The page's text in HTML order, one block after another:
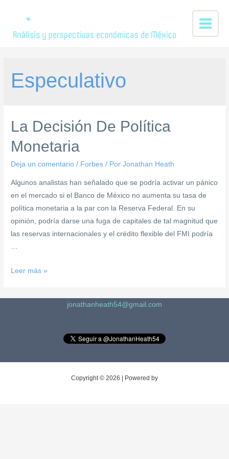
Especulativo
La Decisión De Política
Monetaria
Deja un comentario / Forbes / PorJonathan Heath
Algunos analistas han señalado que se podría activar un pánico
en el mercado si el Banco de México no aumenta su tasa de
política monetaria a la par con la Reserva Federal. En su
opinión, podría darse una fuga de capitales de tal magnitud que
las reservas internacionales y el crédito flexible del FMI podría
…
Leer más »
jonathanheath54@gmail.com
Copyright © 2026 | Powered by